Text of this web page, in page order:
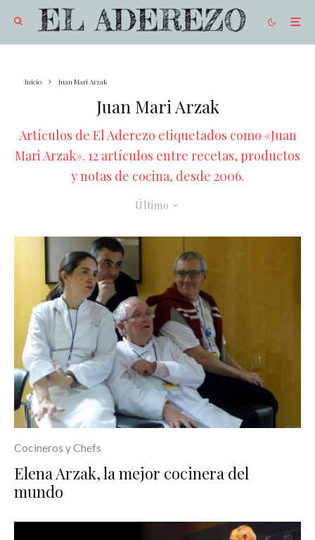
Inicio Juan Mari Arzak
Juan Mari Arzak
Artículos de El Aderezo etiquetados como «Juan
Mari Arzak». 12 artículos entre recetas, productos
y notas de cocina, desde 2006.
Último
Cocineros y Chefs
Elena Arzak, la mejor cocinera del
mundo